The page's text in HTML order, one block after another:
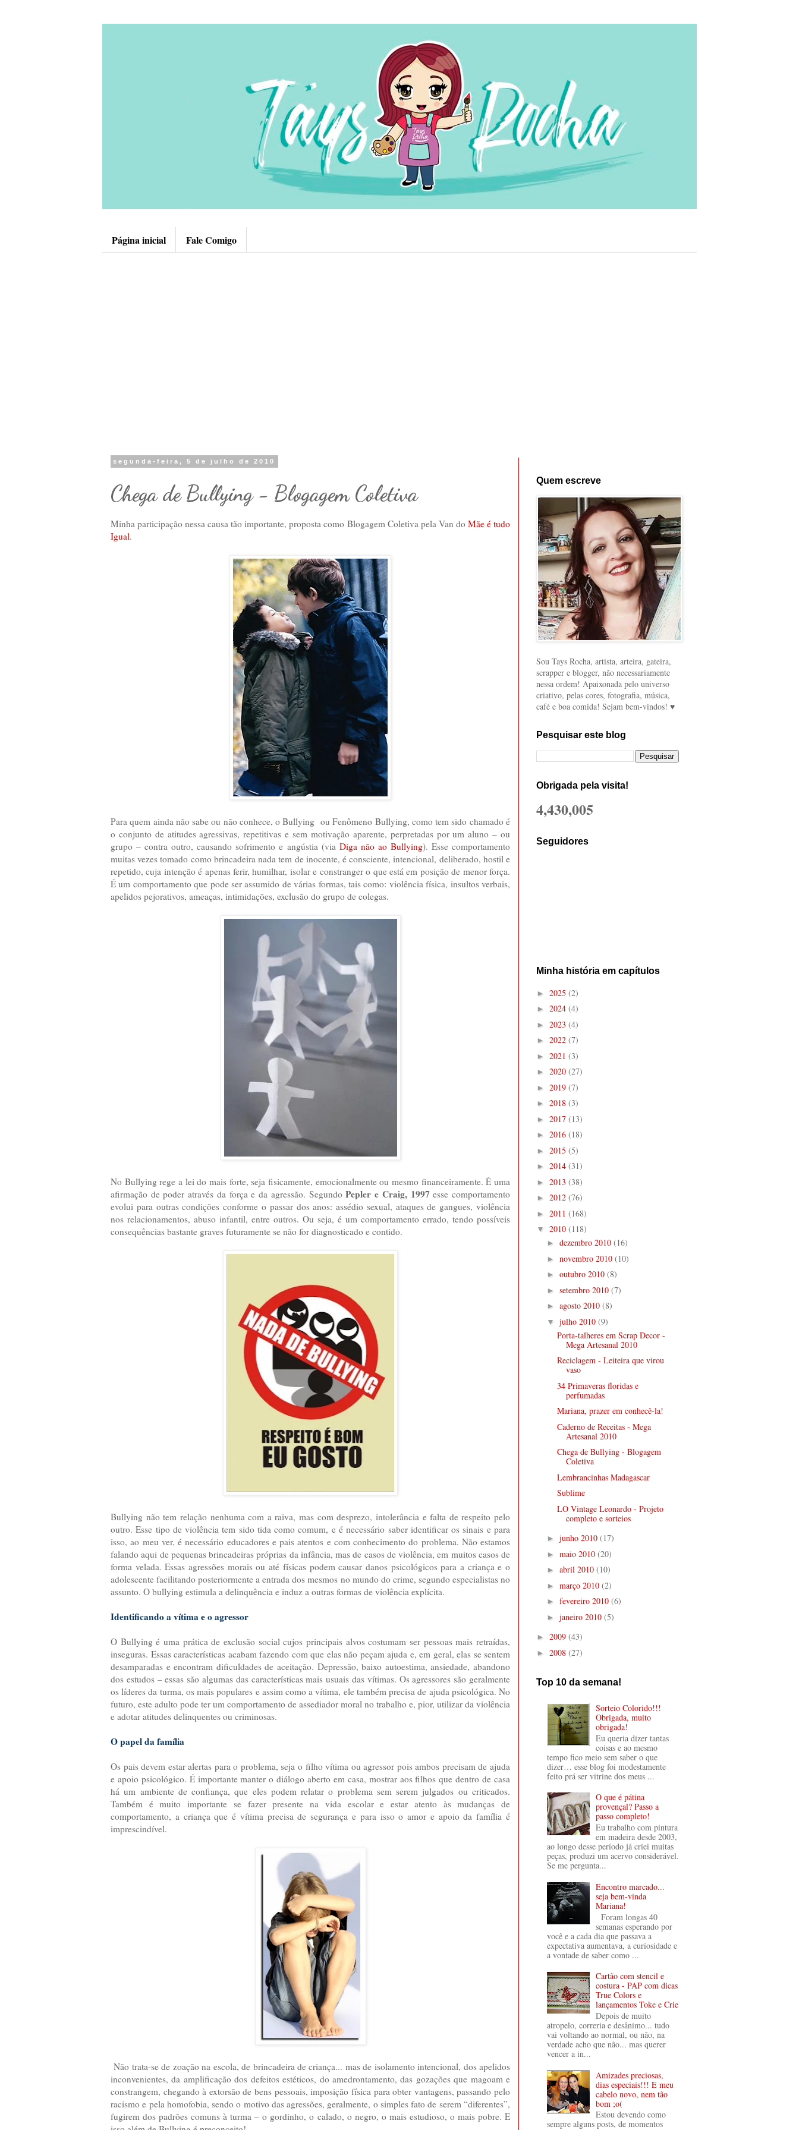
Página inicial Fale Comigo
segunda-feira, 5 de julho de 2010
Chega de Bullying - Blogagem Coletiva
Minha participação nessa causa tão importante, proposta como Blogagem Coletiva pela Van do Mãe é tudo
Igual.
Para quem ainda não sabe ou não conhece, o Bullying ou Fenômeno Bullying, como tem sido chamado é
o conjunto de atitudes agressivas, repetitivas e sem motivação aparente, perpretadas por um aluno – ou
grupo – contra outro, causando sofrimento e angústia (via Diga não ao Bullying). Esse comportamento
muitas vezes tomado como brincadeira nada tem de inocente, é consciente, intencional, deliberado, hostil e
repetido, cuja intenção é apenas ferir, humilhar, isolar e constranger o que está em posição de menor força.
É um comportamento que pode ser assumido de várias formas, tais como: violência física, insultos verbais,
apelidos pejorativos, ameaças, intimidações, exclusão do grupo de colegas.
No Bullying rege a lei do mais forte, seja fisicamente, emocionalmente ou mesmo financeiramente. É uma
afirmação de poder através da força e da agressão. SegundoPepler e Craig, 1997esse comportamento
evolui para outras condições conforme o passar dos anos: assédio sexual, ataques de gangues, violência
nos relacionamentos, abuso infantil, entre outros. Ou seja, é um comportamento errado, tendo possíveis
consequências bastante graves futuramente se não for diagnosticado e contido.
Bullying não tem relação nenhuma com a raiva, mas com desprezo, intolerância e falta de respeito pelo
outro. Esse tipo de violência tem sido tida como comum, e é necessário saber identificar os sinais e para
isso, ao meu ver, é necessário educadores e pais atentos e com conhecimento do problema. Não estamos
falando aqui de pequenas brincadeiras próprias da infância, mas de casos de violência, em muitos casos de
forma velada. Essas agressões morais ou até físicas podem causar danos psicológicos para a criança e o
adolescente facilitando posteriormente a entrada dos mesmos no mundo do crime, segundo especialistas no
assunto. O bullying estimula a delinquência e induz a outras formas de violência explícita.
Identificando a vítima e o agressor
O Bullying é uma prática de exclusão social cujos principais alvos costumam ser pessoas mais retraídas,
inseguras. Essas características acabam fazendo com que elas não peçam ajuda e, em geral, elas se sentem
desamparadas e encontram dificuldades de aceitação. Depressão, baixo autoestima, ansiedade, abandono
dos estudos – essas são algumas das características mais usuais das vítimas. Os agressores são geralmente
os líderes da turma, os mais populares e assim como a vítima, ele também precisa de ajuda psicológica. No
futuro, este adulto pode ter um comportamento de assediador moral no trabalho e, pior, utilizar da violência
e adotar atitudes delinquentes ou criminosas.
O papel da família
Os pais devem estar alertas para o problema, seja o filho vítima ou agressor pois ambos precisam de ajuda
e apoio psicológico. É importante manter o diálogo aberto em casa, mostrar aos filhos que dentro de casa
há um ambiente de confiança, que eles podem relatar o problema sem serem julgados ou criticados.
Também é muito importante se fazer presente na vida escolar e estar atento às mudanças de
comportamento, a criança que é vítima precisa de segurança e para isso o amor e apoio da família é
imprescindível.
Não trata-se de zoação na escola, de brincadeira de criança... mas de isolamento intencional, dos apelidos
inconvenientes, da amplificação dos defeitos estéticos, do amedrontamento, das gozações que magoam e
constrangem, chegando à extorsão de bens pessoais, imposição física para obter vantagens, passando pelo
racismo e pela homofobia, sendo o motivo das agressões, geralmente, o simples fato de serem “diferentes”,
fugirem dos padrões comuns à turma – o gordinho, o calado, o negro, o mais estudioso, o mais pobre. E
Quem escreve
Sou Tays Rocha, artista, arteira, gateira,
scrapper e blogger, não necessariamente
nessa ordem! Apaixonada pelo universo
criativo, pelas cores, fotografia, música,
café e boa comida! Sejam bem-vindos! ♥
Pesquisar este blog
Obrigada pela visita!
4,430,005
Seguidores
Minha história em capítulos
► 2025 (2)
► 2024 (4)
► 2023 (4)
► 2022 (7)
► 2021 (3)
► 2020 (27)
► 2019 (7)
► 2018 (3)
► 2017 (13)
► 2016 (18)
► 2015 (5)
► 2014 (31)
► 2013 (38)
► 2012 (76)
► 2011 (168)
▼ 2010 (118)
► dezembro 2010 (16)
► novembro 2010 (10)
► outubro 2010 (8)
► setembro 2010 (7)
► agosto 2010 (8)
▼ julho 2010 (9)
Porta-talheres em Scrap Decor -
Mega Artesanal 2010
Reciclagem - Leiteira que virou
vaso
34 Primaveras floridas e
perfumadas
Mariana, prazer em conhecê-la!
Caderno de Receitas - Mega
Artesanal 2010
Chega de Bullying - Blogagem
Coletiva
Lembrancinhas Madagascar
Sublime
LO Vintage Leonardo - Projeto
completo e sorteios
► junho 2010 (17)
► maio 2010 (20)
► abril 2010 (10)
► março 2010 (2)
► fevereiro 2010 (6)
► janeiro 2010 (5)
► 2009 (43)
► 2008 (27)
Top 10 da semana!
Sorteio Colorido!!!
Obrigada, muito
obrigada!
Eu queria dizer tantas
coisas e ao mesmo
tempo fico meio sem saber o que
dizer… esse blog foi modestamente
feito prá ser vitrine dos meus ...
O que é pátina
provençal? Passo a
passo completo!
Eu trabalho com pintura
em madeira desde 2003,
ao longo desse período já criei muitas
peças, produzi um acervo considerável.
Se me pergunta...
Encontro marcado...
seja bem-vinda
Mariana!
Foram longas 40
semanas esperando por
você e a cada dia que passava a
expectativa aumentava, a curiosidade e
a vontade de saber como ...
Cartão com stencil e
costura - PAP com dicas
True Colors e
lançamentos Toke e Crie
Depois de muito
atropelo, correria e desânimo... tudo
vai voltando ao normal, ou não, na
verdade acho que não... mas querer
vencer a in...
Amizades preciosas,
dias especiais!!! E meu
cabelo novo, nem tão
bom ;o(
Estou devendo como
sempre alguns posts, de momentos